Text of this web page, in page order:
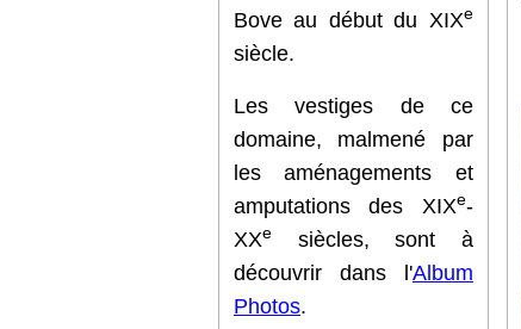
Bove au début du XIXe
siècle.
Les vestiges de ce
domaine, malmené par
les aménagements et
amputations des XIXe-
XXe
siècles, sont à
découvrir dans l'Album
Photos.